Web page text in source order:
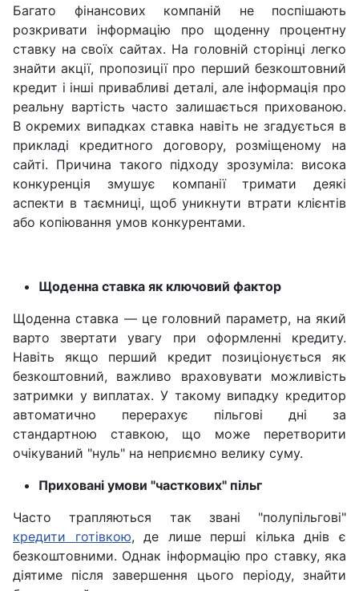
Багато фінансових компаній не поспішають
розкривати інформацію про щоденну процентну
ставку на своїх сайтах. На головній сторінці легко
знайти акції, пропозиції про перший безкоштовний
кредит і інші привабливі деталі, але інформація про
реальну вартість часто залишається прихованою.
В окремих випадках ставка навіть не згадується в
прикладі кредитного договору, розміщеному на
сайті. Причина такого підходу зрозуміла: висока
конкуренція змушує компанії тримати деякі
аспекти в таємниці, щоб уникнути втрати клієнтів
або копіювання умов конкурентами.
Щоденна ставка як ключовий фактор
Щоденна ставка — це головний параметр, на який
варто звертати увагу при оформленні кредиту.
Навіть якщо перший кредит позиціонується як
безкоштовний, важливо враховувати можливість
затримки у виплатах. У такому випадку кредитор
автоматично перерахує пільгові дні за
стандартною ставкою, що може перетворити
очікуваний "нуль" на неприємно велику суму.
Приховані умови "часткових" пільг
Часто трапляються так звані "полупільгові"
кредити готівкою, де лише перші кілька днів є
безкоштовними. Однак інформацію про ставку, яка
діятиме після завершення цього періоду, знайти